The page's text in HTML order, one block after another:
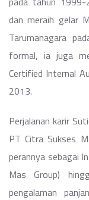
dan meraih gelar
Tarumanagara
formal, ia juga
Certified Internal
2013.
Perjalanan karir
PT Citra Sukses
perannya sebagai
Mas Group)
pengalaman